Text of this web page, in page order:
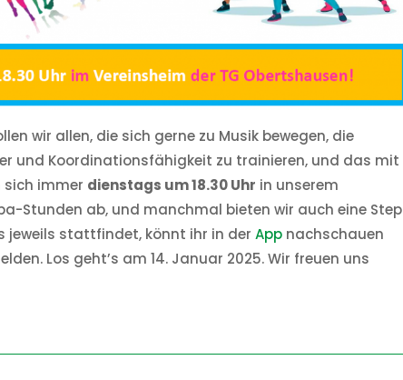
wir allen, die sich gerne zu Musik bewegen, die
und Koordinationsfähigkeit zu trainieren, und das mit
sich immer dienstags um 18.30 Uhr in unserem
Stunden ab, und manchmal bieten wir auch eine Step
jeweils stattfindet, könnt ihr in derApp nachschauen
Los geht’s am 14. Januar 2025. Wir freuen uns